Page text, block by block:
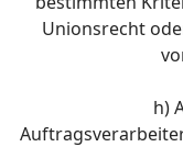
Unionsrecht
h)